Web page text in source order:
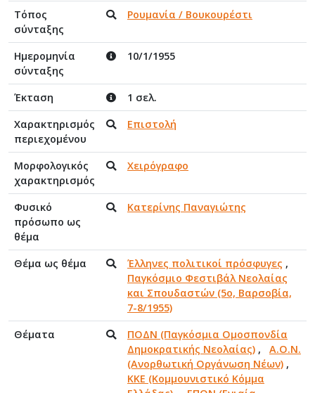
Τόπος
σύνταξης
Ρουμανία / Βουκουρέστι
Ημερομηνία
σύνταξης
10/1/1955
Έκταση
1 σελ.
Χαρακτηρισμός
περιεχομένου
Επιστολή
Μορφολογικός
χαρακτηρισμός
Χειρόγραφο
Φυσικό
πρόσωπο ως
θέμα
Κατερίνης Παναγιώτης
Θέμα ως θέμα Έλληνες πολιτικοί πρόσφυγες ,
Παγκόσμιο Φεστιβάλ Νεολαίας
και Σπουδαστών (5ο, Βαρσοβία,
7-8/1955)
Θέματα
ΠΟΔΝ (Παγκόσμια Ομοσπονδία
Δημοκρατικής Νεολαίας) , Α.Ο.Ν.
(Ανορθωτική Οργάνωση Νέων) ,
ΚΚΕ (Κομμουνιστικό Κόμμα